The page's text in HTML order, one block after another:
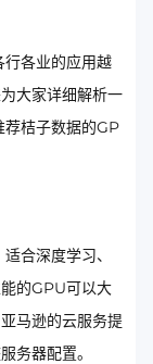
各业的应用越
大家详细解析一
桔子数据的GP
合深度学习、
的GPU可以大
马逊的云服务提
务器配置。